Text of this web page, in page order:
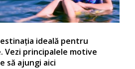
ideală pentru
Vezi principalele motive
să ajungi aici